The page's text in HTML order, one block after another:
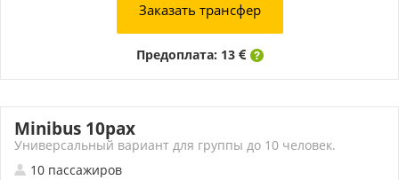
Заказать трансфер
Предоплата: 13
Minibus 10pax
Универсальный вариант для группы до 10 человек.
10 пассажиров